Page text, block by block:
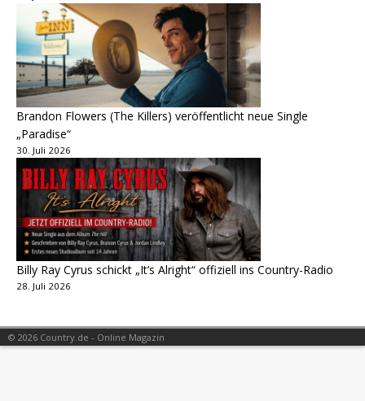
Brandon Flowers (The Killers) veröffentlicht neue Single
„Paradise“
30. Juli 2026
Billy Ray Cyrus schickt „It’s Alright“ offiziell ins Country-Radio
28. Juli 2026
© 2026 Country.de - Online Magazin